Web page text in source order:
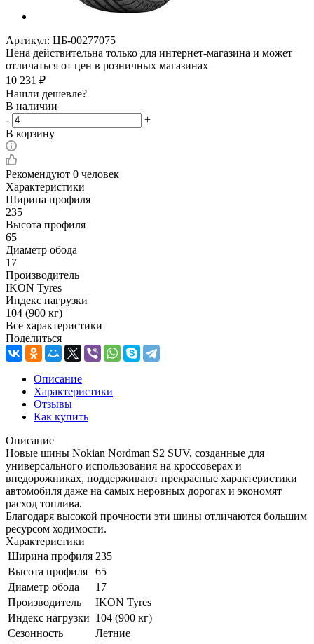
Артикул: ЦБ-00277075
Цена действительна только для интернет-магазина и может
отличаться от цен в розничных магазинах
10 231 ₽
Нашли дешевле?
В наличии
-
+
В корзину
Рекомендуют 0 человек
Характеристики
Ширина профиля
235
Высота профиля
65
Диаметр обода
17
Производитель
IKON Tyres
Индекс нагрузки
104 (900 кг)
Все характеристики
Поделиться
Описание
Характеристики
Отзывы
Как купить
Описание
Новые шины Nokian Nordman S2 SUV, созданные для
универсального использования на кроссоверах и
внедорожниках, поддерживают прекрасные характеристики
автомобиля даже на самых неровных дорогах и экономят
расход топлива.
Благодаря высокой прочности эти шины отличаются большим
ресурсом ходимости.
Характеристики
Ширина профиля 235
Высота профиля
65
Диаметр обода
17
Производитель
IKON Tyres
Индекс нагрузки 104 (900 кг)
Сезонность
Летние